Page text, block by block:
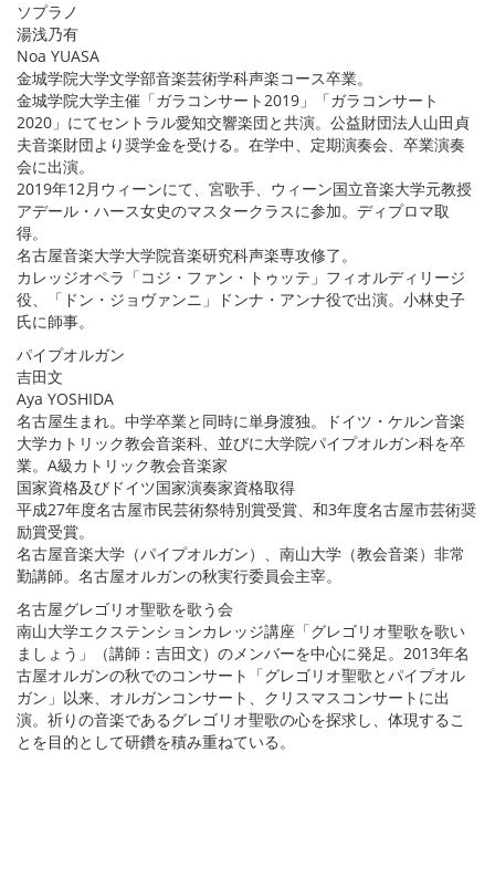
ソプラノ
湯浅乃有
Noa YUASA
金城学院大学文学部音楽芸術学科声楽コース卒業。
金城学院大学主催「ガラコンサート2019」「ガラコンサート
2020」にてセントラル愛知交響楽団と共演。公益財団法人山田貞
夫音楽財団より奨学金を受ける。在学中、定期演奏会、卒業演奏
会に出演。
2019年12月ウィーンにて、宮歌手、ウィーン国立音楽大学元教授
アデール・ハース女史のマスタークラスに参加。ディプロマ取
得。
名古屋音楽大学大学院音楽研究科声楽専攻修了。
カレッジオペラ「コジ・ファン・トゥッテ」フィオルディリージ
役、「ドン・ジョヴァンニ」ドンナ・アンナ役で出演。小林史子
氏に師事。
パイプオルガン
吉田文
Aya YOSHIDA
名古屋生まれ。中学卒業と同時に単身渡独。ドイツ・ケルン音楽
大学カトリック教会音楽科、並びに大学院パイプオルガン科を卒
業。A級カトリック教会音楽家
国家資格及びドイツ国家演奏家資格取得
平成27年度名古屋市民芸術祭特別賞受賞、和3年度名古屋市芸術奨
励賞受賞。
名古屋音楽大学（パイプオルガン）、南山大学（教会音楽）非常
勤講師。名古屋オルガンの秋実行委員会主宰。
名古屋グレゴリオ聖歌を歌う会
南山大学エクステンションカレッジ講座「グレゴリオ聖歌を歌い
ましょう」（講師：吉田文）のメンバーを中心に発足。2013年名
古屋オルガンの秋でのコンサート「グレゴリオ聖歌とパイプオル
ガン」以来、オルガンコンサート、クリスマスコンサートに出
演。祈りの音楽であるグレゴリオ聖歌の心を探求し、体現するこ
とを目的として研鑽を積み重ねている。